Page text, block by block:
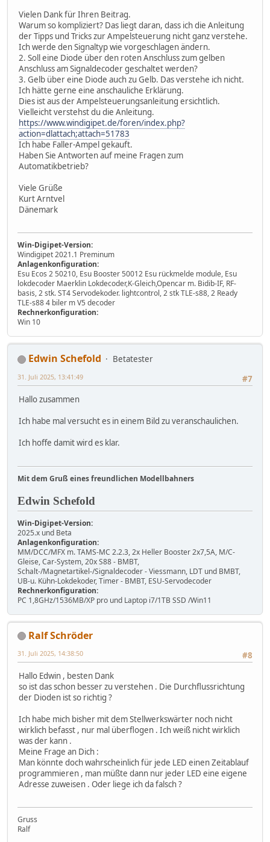
Vielen Dank für Ihren Beitrag.
Warum so kompliziert? Das liegt daran, dass ich die Anleitung
der Tipps und Tricks zur Ampelsteuerung nicht ganz verstehe.
Ich werde den Signaltyp wie vorgeschlagen ändern.
2. Soll eine Diode über den roten Anschluss zum gelben
Anschluss am Signaldecoder geschaltet werden?
3. Gelb über eine Diode auch zu Gelb. Das verstehe ich nicht.
Ich hätte gerne eine anschauliche Erklärung.
Dies ist aus der Ampelsteuerungsanleitung ersichtlich.
Vielleicht verstehst du die Anleitung.
https://www.windigipet.de/foren/index.php?
action=dlattach;attach=51783
Ich habe Faller-Ampel gekauft.
Haben Sie Antworten auf meine Fragen zum
Automatikbetrieb?
Viele Grüße
Kurt Arntvel
Dänemark
Win-Digipet-Version:
Windigipet 2021.1 Preminum
Anlagenkonfiguration:
Esu Ecos 2 50210, Esu Booster 50012 Esu rückmelde module, Esu
lokdecoder Maerklin Lokdecoder,K-Gleich,Opencar m. Bidib-IF, RF-
basis, 2 stk. ST4 Servodekoder. lightcontrol, 2 stk TLE-s88, 2 Ready
TLE-s88 4 biler m V5 decoder
Rechnerkonfiguration:
Win 10
Edwin Schefold
Betatester
#7
31. Juli 2025, 13:41:49
Hallo zusammen
Ich habe mal versucht es in einem Bild zu veranschaulichen.
Ich hoffe damit wird es klar.
Mit dem Gruß eines freundlichen Modellbahners
Edwin Schefold
Win-Digipet-Version:
2025.x und Beta
Anlagenkonfiguration:
MM/DCC/MFX m. TAMS-MC 2.2.3, 2x Heller Booster 2x7,5A, M/C-
Gleise, Car-System, 20x S88 - BMBT,
Schalt-/Magnetartikel-/Signaldecoder - Viessmann, LDT und BMBT,
UB-u. Kühn-Lokdekoder, Timer - BMBT, ESU-Servodecoder
Rechnerkonfiguration:
PC 1,8GHz/1536MB/XP pro und Laptop i7/1TB SSD /Win11
Ralf Schröder
#8
31. Juli 2025, 14:38:50
Hallo Edwin , besten Dank
so ist das schon besser zu verstehen . Die Durchflussrichtung
der Dioden ist so richtig ?
Ich habe mich bisher mit dem Stellwerkswärter noch nicht
wirklich befasst , nur mal überflogen . Ich weiß nicht wirklich
was der kann .
Meine Frage an Dich :
Man könnte doch wahrscheinlich für jede LED einen Zeitablauf
programmieren , man müßte dann nur jeder LED eine eigene
Adresse zuweisen . Oder liege ich da falsch ?
Gruss
Ralf